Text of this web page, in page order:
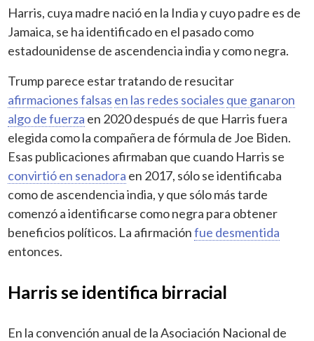
Harris, cuya madre nació en la India y cuyo padre es de
Jamaica, se ha identificado en el pasado como
estadounidense de ascendencia india y como negra.
Trump parece estar tratando de resucitar
afirmaciones falsas en las redes sociales que ganaron
algo de fuerza en 2020 después de que Harris fuera
elegida como la compañera de fórmula de Joe Biden.
Esas publicaciones afirmaban que cuando Harris se
convirtió en senadora en 2017, sólo se identificaba
como de ascendencia india, y que sólo más tarde
comenzó a identificarse como negra para obtener
beneficios políticos. La afirmaciónfue desmentida
entonces.
Harris se identifica birracial
En la convención anual de la Asociación Nacional de